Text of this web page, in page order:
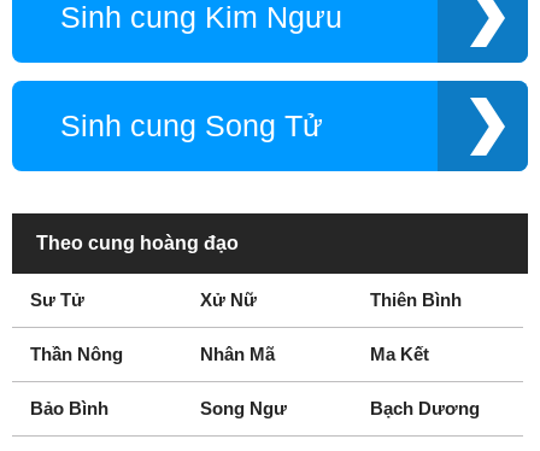
Sinh cung Kim Ngưu
Sinh cung Song Tử
Theo cung hoàng đạo
Sư Tử Xử Nữ Thiên Bình
Thần Nông Nhân Mã Ma Kết
Bảo Bình Song Ngư Bạch Dương